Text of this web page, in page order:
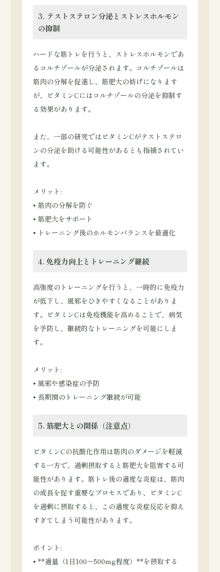
3. テストステロン分泌とストレスホルモン
の抑制
ハードな筋トレを行うと、ストレスホルモンであ
るコルチゾールが分泌されます。コルチゾールは
筋肉の分解を促進し、筋肥大の妨げになります
が、ビタミンCにはコルチゾールの分泌を抑制す
る効果があります。
また、一部の研究ではビタミンCがテストステロ
ンの分泌を助ける可能性があるとも指摘されてい
ます。
メリット:
• 筋肉の分解を防ぐ
• 筋肥大をサポート
• トレーニング後のホルモンバランスを最適化
4. 免疫力向上とトレーニング継続
高強度のトレーニングを行うと、一時的に免疫力
が低下し、風邪をひきやすくなることがありま
す。ビタミンCは免疫機能を高めることで、病気
を予防し、継続的なトレーニングを可能にしま
す。
メリット:
• 風邪や感染症の予防
• 長期間のトレーニング継続が可能
5. 筋肥大との関係（注意点）
ビタミンCの抗酸化作用は筋肉のダメージを軽減
する一方で、過剰摂取すると筋肥大を阻害する可
能性があります。筋トレ後の適度な炎症は、筋肉
の成長を促す重要なプロセスであり、ビタミンC
を過剰に摂取すると、この適度な炎症反応を抑え
すぎてしまう可能性があります。
ポイント:
• **適量（1日100～500mg程度）**を摂取する